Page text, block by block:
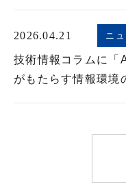
2026.04.21 ニ
技術情報コラムに「
がもたらす情報環境